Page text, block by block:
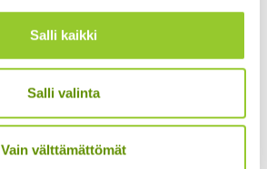
Salli kaikki
Salli valinta
Vain välttämättömät
Sperli Dalli